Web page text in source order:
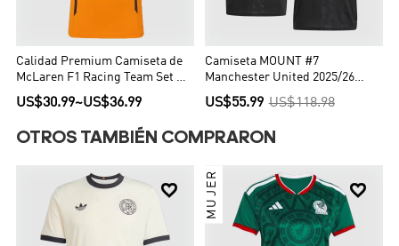
Calidad Premium Camiseta de
McLaren F1 Racing Team Set Up
T-Shirt Orange Hombre Naranja
US$30.99~US$36.99
Camiseta MOUNT #7
Manchester United 2025/26
Tercera Equipación - Versión
Hincha
US$55.99 US$118.98
OTROS TAMBIÉN COMPRARON
 
MUJER